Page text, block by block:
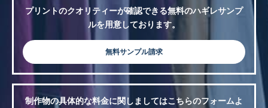
プリントのクオリティーが確認できる無料のハギレサンプ
ルを用意しております。
無料サンプル請求
制作物の具体的な料金に関しましてはこちらのフォームよ